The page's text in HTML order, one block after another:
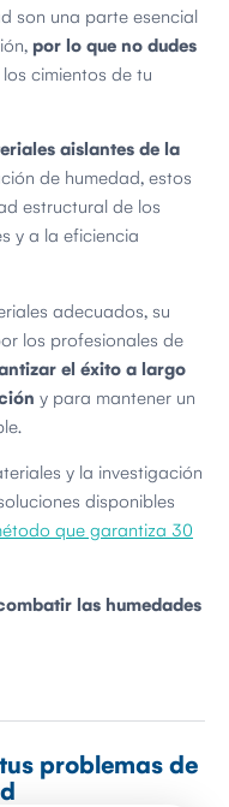
son una parte esencial
por lo que no dudes
cimientos de tu
aislantes de la
de humedad, estos
estructural de los
y a la eficiencia
adecuados, su
los profesionales de
el éxito a largo
y para mantener un
y la investigación
disponibles
que garantiza 30
las humedades
problemas de